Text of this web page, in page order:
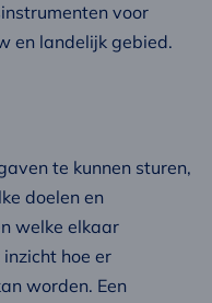
voor
en landelijk gebied.
te kunnen sturen,
doelen en
welke elkaar
hoe er
worden. Een